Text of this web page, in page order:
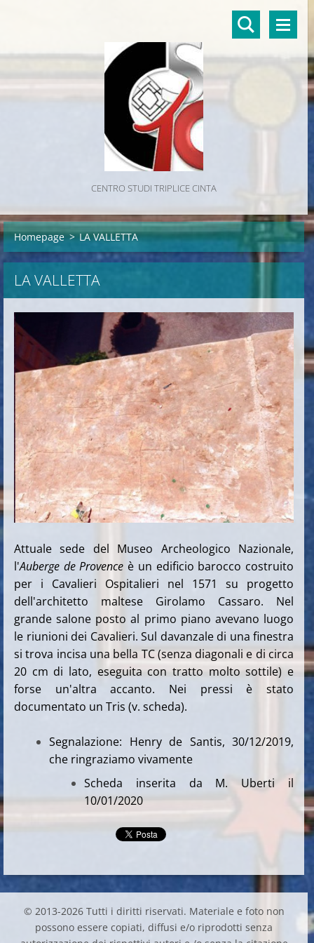
CENTRO STUDI TRIPLICE CINTA
Homepage > LA VALLETTA
LA VALLETTA
Attuale sede del Museo Archeologico Nazionale,
l'Auberge de Provence è un edificio barocco costruito
per i Cavalieri Ospitalieri nel 1571 su progetto
dell'architetto maltese Girolamo Cassaro. Nel
grande salone posto al primo piano avevano luogo
le riunioni dei Cavalieri. Sul davanzale di una finestra
si trova incisa una bella TC (senza diagonali e di circa
20 cm di lato, eseguita con tratto molto sottile) e
forse un'altra accanto. Nei pressi è stato
documentato un Tris (v. scheda).
Segnalazione: Henry de Santis, 30/12/2019,
che ringraziamo vivamente
Scheda inserita da M. Uberti il
10/01/2020
© 2013-2026 Tutti i diritti riservati. Materiale e foto non
possono essere copiati, diffusi e/o riprodotti senza